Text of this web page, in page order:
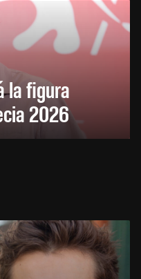
la figura
2026